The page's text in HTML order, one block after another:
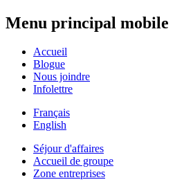
Menu principal mobile
Accueil
Blogue
Nous joindre
Infolettre
Français
English
Séjour d'affaires
Accueil de groupe
Zone entreprises